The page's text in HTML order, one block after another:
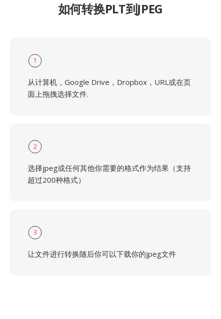
如何转换PLT到JPEG
1
从计算机，Google Drive，Dropbox，URL或在页
面上拖拽选择文件.
2
选择jpeg或任何其他你需要的格式作为结果（支持
超过200种格式）
3
让文件进行转换随后你可以下载你的jpeg文件